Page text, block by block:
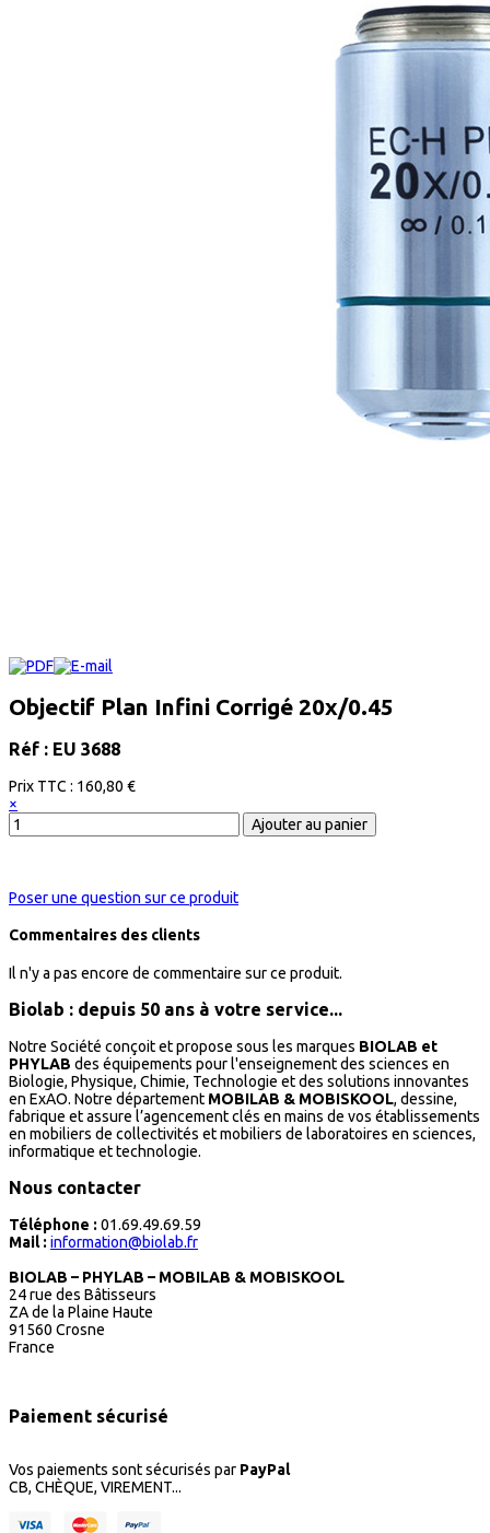
Objectif Plan Infini Corrigé 20x/0.45
Réf : EU 3688
Prix ​​TTC : 160,80 €
×
Poser une question sur ce produit
Commentaires des clients
Il n'y a pas encore de commentaire sur ce produit.
Biolab : depuis 50 ans à votre service...
Notre Société conçoit et propose sous les marques BIOLAB et
PHYLAB des équipements pour l'enseignement des sciences en
Biologie, Physique, Chimie, Technologie et des solutions innovantes
en ExAO. Notre département MOBILAB & MOBISKOOL, dessine,
fabrique et assure l’agencement clés en mains de vos établissements
en mobiliers de collectivités et mobiliers de laboratoires en sciences,
informatique et technologie.
Nous contacter
Téléphone : 01.69.49.69.59
Mail : information@biolab.fr
BIOLAB – PHYLAB – MOBILAB & MOBISKOOL
24 rue des Bâtisseurs
ZA de la Plaine Haute
91560 Crosne
France
Paiement sécurisé
Vos paiements sont sécurisés par PayPal
CB, CHÈQUE, VIREMENT...